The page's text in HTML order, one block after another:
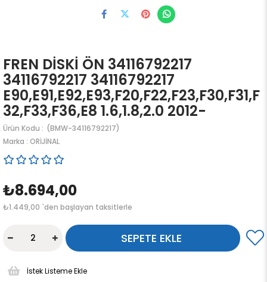
FREN DİSKİ ÖN 34116792217
34116792217 34116792217
E90,E91,E92,E93,F20,F22,F23,F30,F31,F
32,F33,F36,E8 1.6,1.8,2.0 2012-
(BMW-34116792217)
Marka : ORİJİNAL
₺8.694,00
₺1.449,00 `den başlayan taksitlerle
İstek Listeme Ekle